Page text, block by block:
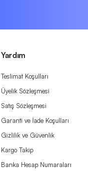
Yardım
Teslimat Koşulları
Üyelik Sözleşmesi
Satış Sözleşmesi
Garanti ve İade Koşulları
Gizlilik ve Güvenlik
Kargo Takip
Banka Hesap Numaraları